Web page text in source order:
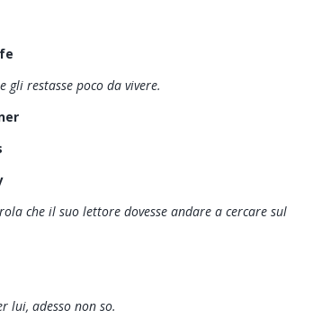
gli restasse poco da vivere.
che il suo lettore dovesse andare a cercare sul
lui, adesso non so.